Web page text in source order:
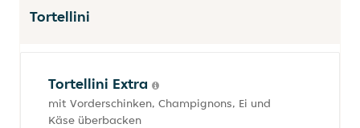
Tortellini
Tortellini Extra
mit Vorderschinken, Champignons, Ei und
Käse überbacken